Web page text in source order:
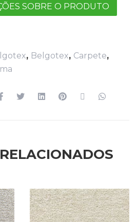
SOBRE O PRODUTO
, Belgotex, Carpete,